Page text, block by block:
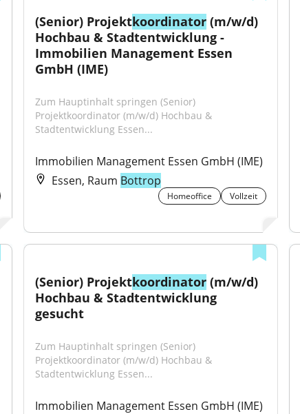
(Senior) Projektkoordinator (m/w/d)
Hochbau & Stadtentwicklung -
Immobilien Management Essen
GmbH (IME)
Zum Hauptinhalt springen (Senior)
Projektkoordinator (m/w/d) Hochbau &
Stadtentwicklung Essen...
Immobilien Management Essen GmbH (IME)
Essen, Raum Bottrop
Homeoffice Vollzeit
(Senior) Projektkoordinator (m/w/d)
Hochbau & Stadtentwicklung
gesucht
Zum Hauptinhalt springen (Senior)
Projektkoordinator (m/w/d) Hochbau &
Stadtentwicklung Essen...
Immobilien Management Essen GmbH (IME)